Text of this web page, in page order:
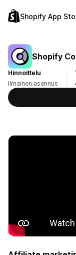
Shopify App
Shopify
Hinnoittelu
Ilmainen asennus